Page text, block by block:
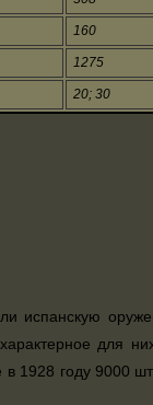
160
1275
20; 30
испанскую
для
1928 году 9000